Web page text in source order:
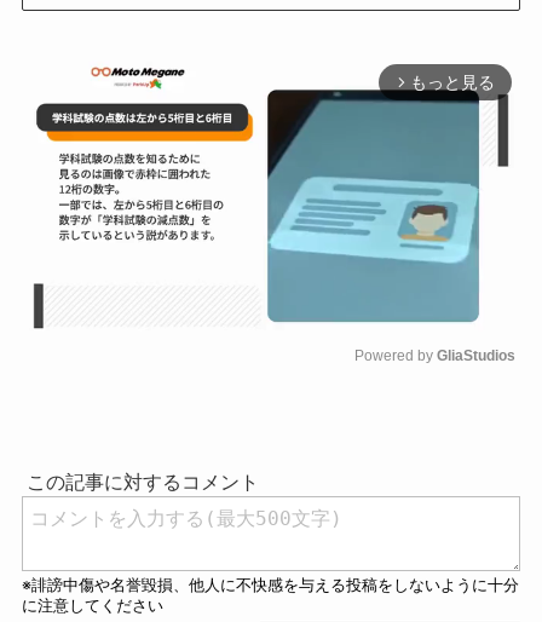
arrow_forward_ios もっと見る
Powered by GliaStudios